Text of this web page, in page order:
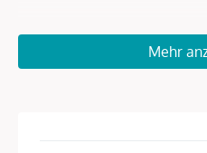
Aufgeschlossenes
einen attraktiven Bauplatz
Mehr